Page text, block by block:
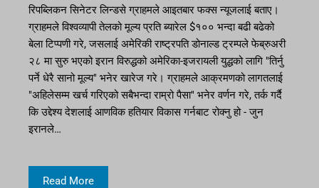
रिपब्लिकन सिनेटर लिन्डसे ग्राहमले आइतबार फक्स न्यूजलाई बताए।
ग्राहमले विश्वव्यापी तेलको मूल्य प्रति ब्यारेल $१०० भन्दा बढी बढेको
बेला टिप्पणी गरे, जसलाई अमेरिकी राष्ट्रपति डोनाल्ड ट्रम्पले फेब्रुअरी
२८ मा सुरु भएको इरान विरुद्धको अमेरिका-इजरायली युद्धको लागि "तिर्नु
पर्ने धेरै सानो मूल्य" भनेर खारेज गरे। ग्राहमले आक्रमणको लागतलाई
"अहिलेसम्म खर्च गरिएको सबैभन्दा राम्रो पैसा" भनेर वर्णन गरे, तर्क गर्दै
कि उद्देश्य देशलाई आणविक हतियार विकास गर्नबाट रोक्नु हो - जुन
इरानले…
Read More